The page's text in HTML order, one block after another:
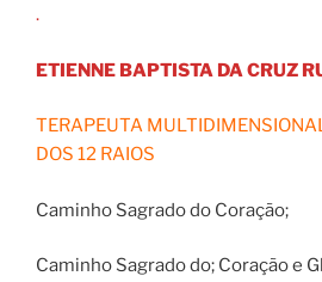
.
ETIENNE BAPTISTA DA CRUZ
TERAPEUTA
DOS 12 RAIOS
Caminho Sagrado do Coração;
Caminho Sagrado do; Coração e